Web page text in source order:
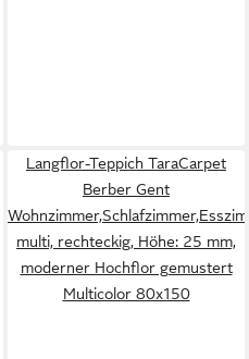
Langflor-Teppich TaraCarpet
Berber Gent
multi, rechteckig, Höhe: 25 mm,
moderner Hochflor gemustert
Multicolor 80x150